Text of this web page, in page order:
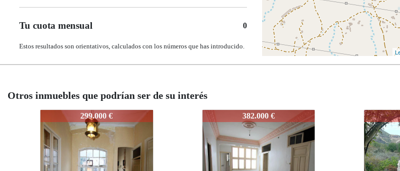
Tu cuota mensual 0
Estos resultados son orientativos, calculados con los números que has introducido.
Otros inmuebles que podrían ser de su interés
382.000 € J694 450.000 € J694